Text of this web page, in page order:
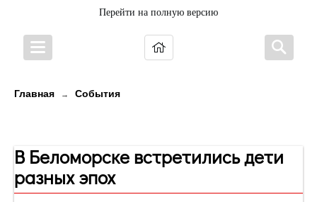
Перейти на полную версию
Главная → События
В Беломорске встретились дети
разных эпох